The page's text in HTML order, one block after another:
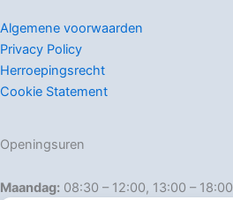
Algemene voorwaarden
Privacy Policy
Herroepingsrecht
Cookie Statement
Openingsuren
Maandag: 08:30 – 12:00, 13:00 – 18:00